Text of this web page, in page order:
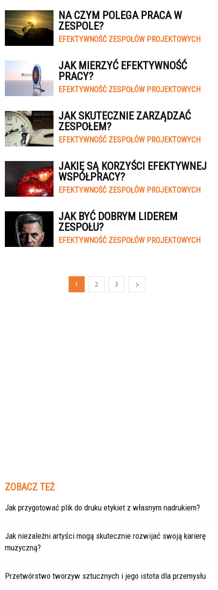
NA CZYM POLEGA PRACA W
ZESPOLE?
EFEKTYWNOŚĆ ZESPOŁÓW PROJEKTOWYCH
JAK MIERZYĆ EFEKTYWNOŚĆ
PRACY?
EFEKTYWNOŚĆ ZESPOŁÓW PROJEKTOWYCH
JAK SKUTECZNIE ZARZĄDZAĆ
ZESPOŁEM?
EFEKTYWNOŚĆ ZESPOŁÓW PROJEKTOWYCH
JAKIE SĄ KORZYŚCI EFEKTYWNEJ
WSPÓŁPRACY?
EFEKTYWNOŚĆ ZESPOŁÓW PROJEKTOWYCH
JAK BYĆ DOBRYM LIDEREM
ZESPOŁU?
EFEKTYWNOŚĆ ZESPOŁÓW PROJEKTOWYCH
1 2 3
ZOBACZ TEŻ
Jak przygotować plik do druku etykiet z własnym nadrukiem?
Jak niezależni artyści mogą skutecznie rozwijać swoją karierę
muzyczną?
Przetwórstwo tworzyw sztucznych i jego istota dla przemysłu